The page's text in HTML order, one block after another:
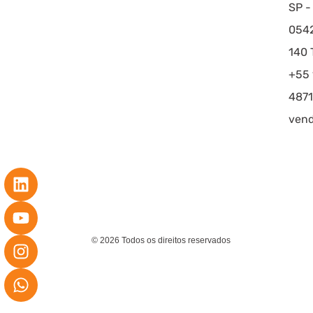
SP -
140
+55
© 2026 Todos os direitos reservados